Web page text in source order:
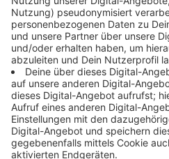
18 in Quarantäne. Bei
eine Infektion festgestellt,
Infizierte von der britischen
Eine Person ist im
zwischenzeitlich ebenfalls
Virus-Variante getestet. Die
werden derzeit ermittelt. Für
Leben in diesen Tagen
Wohnungslose harren – auch